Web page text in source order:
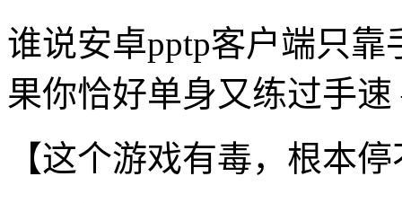
谁说安卓pptp客户端只
果你恰好单身又练过手
【这个游戏有毒，根本